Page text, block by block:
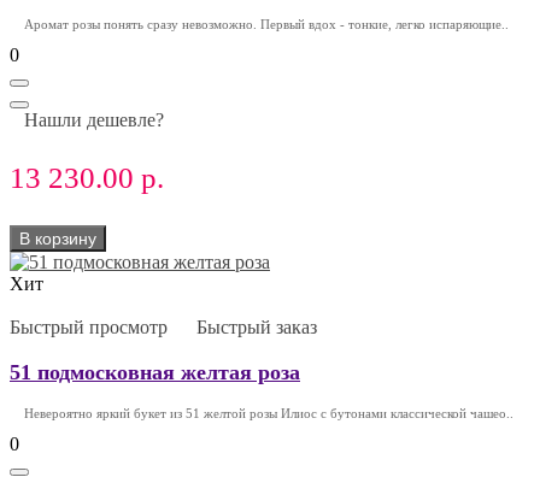
Аромат розы понять сразу невозможно. Первый вдох - тонкие, легко испаряющие..
0
Нашли дешевле?
13 230.00 р.
В корзину
Хит
Быстрый просмотр Быстрый заказ
51 подмосковная желтая роза
Невероятно яркий букет из 51 желтой розы Илиос с бутонами классической чашео..
0